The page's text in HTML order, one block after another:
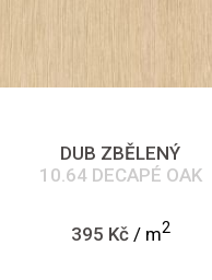
DUB ZBĚLENÝ
10.64 DECAPÉ OAK
395 Kč/ m2